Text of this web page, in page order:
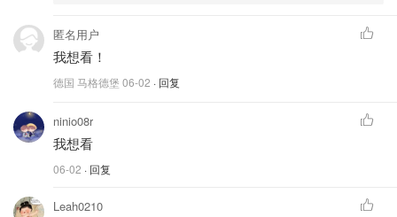
匿名用户
我想看！
德国 马格德堡 06-02 · 回复
ninio08r
我想看
06-02 · 回复
Leah0210